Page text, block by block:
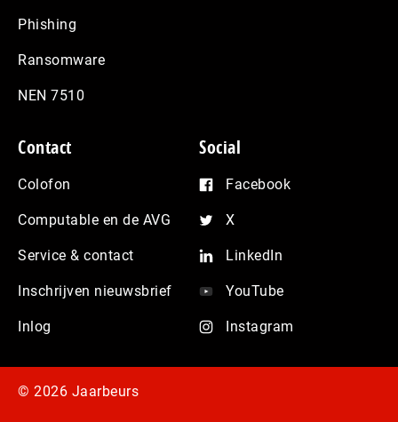
Phishing
Ransomware
NEN 7510
Contact
Colofon
Computable en de AVG
Service & contact
Inschrijven nieuwsbrief
Inlog
Social
Facebook
X
LinkedIn
YouTube
Instagram
© 2026 Jaarbeurs